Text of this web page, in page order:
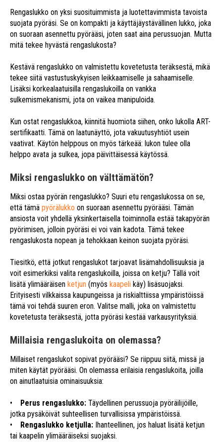
Rengaslukko on yksi suosituimmista ja luotettavimmista tavoista
suojata pyöräsi. Se on kompakti ja käyttäjäystävällinen lukko, joka
on suoraan asennettu pyörääsi, joten saat aina perussuojan. Mutta
mitä tekee hyvästä rengaslukosta?
Kestävä rengaslukko on valmistettu kovetetusta teräksestä, mikä
tekee siitä vastustuskykyisen leikkaamiselle ja sahaamiselle.
Lisäksi korkealaatuisilla rengaslukoilla on vankka
sulkemismekanismi, jota on vaikea manipuloida.
Kun ostat rengaslukkoa, kiinnitä huomiota siihen, onko lukolla ART-
sertifikaatti. Tämä on laatunäyttö, jota vakuutusyhtiöt usein
vaativat. Käytön helppous on myös tärkeää: lukon tulee olla
helppo avata ja sulkea, jopa päivittäisessä käytössä.
Miksi rengaslukko on välttämätön?
Miksi ostaa pyörän rengaslukko? Suuri etu rengaslukossa on se,
että tämä pyörälukko on suoraan asennettu pyörääsi. Tämän
ansiosta voit yhdellä yksinkertaisella toiminnolla estää takapyörän
pyörimisen, jolloin pyöräsi ei voi vain kadota. Tämä tekee
rengaslukosta nopean ja tehokkaan keinon suojata pyöräsi.
Tiesitkö, että jotkut rengaslukot tarjoavat lisämahdollisuuksia ja
voit esimerkiksi valita rengaslukoilla, joissa on ketju? Tällä voit
lisätä ylimääräisen ketjun (myös kaapeli käy) lisäsuojaksi.
Erityisesti vilkkaissa kaupungeissa ja riskialttiissa ympäristöissä
tämä voi tehdä suuren eron. Valitse malli, joka on valmistettu
kovetetusta teräksestä, jotta pyöräsi kestää varkausyrityksiä.
Millaisia rengaslukoita on olemassa?
Millaiset rengaslukot sopivat pyörääsi? Se riippuu siitä, missä ja
miten käytät pyörääsi. On olemassa erilaisia rengaslukoita, joilla
on ainutlaatuisia ominaisuuksia:
• Perus rengaslukko: Täydellinen perussuoja pyöräilijöille,
jotka pysäköivät suhteellisen turvallisissa ympäristöissä.
•
Rengaslukko ketjulla: Ihanteellinen, jos haluat lisätä ketjun
tai kaapelin ylimääräiseksi suojaksi.